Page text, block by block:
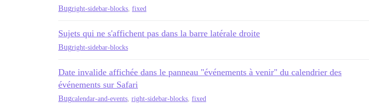
Bugright-sidebar-blocks fixed
Sujets qui ne s'affichent pas dans la barre latérale droite
Bugright-sidebar-blocks
Date invalide affichée dans le panneau "événements à venir" du calendrier des
événements sur Safari
Bugcalendar-and-events right-sidebar-blocks fixed